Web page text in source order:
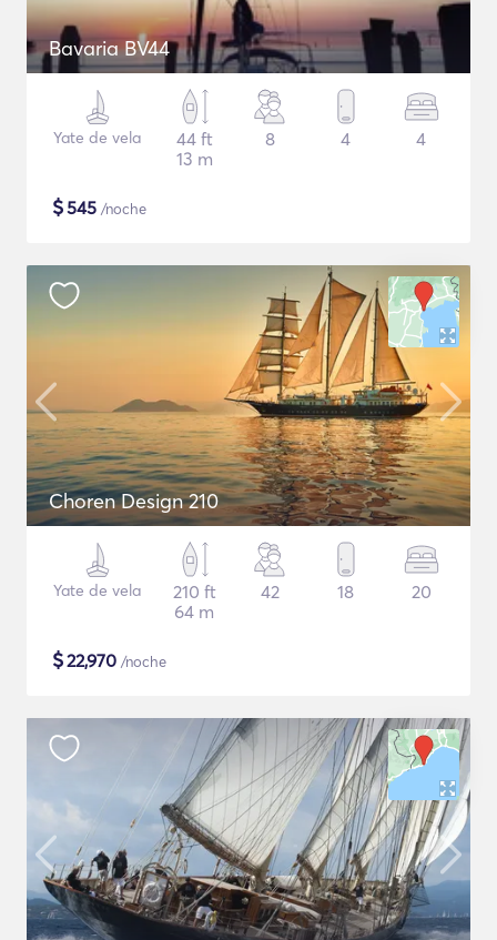
Bavaria BV44
Yate de vela
44 ft
13 m
8 4 4
$545 /noche
Choren Design 210
Yate de vela
210 ft
64 m
42 18 20
$22,970 /noche